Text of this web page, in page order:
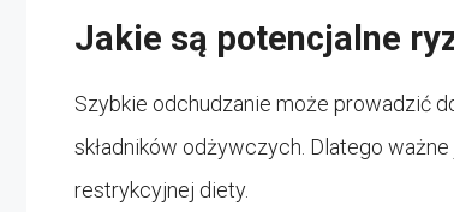
Jakie są potencjalne
Szybkie odchudzanie może prowadzić
składników odżywczych. Dlatego
restrykcyjnej diety.